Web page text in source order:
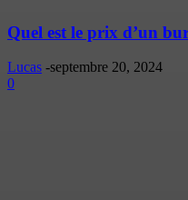
Quel est le prix d’un
Lucas -septembre 20, 2024
0